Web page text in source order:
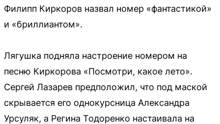
Филипп Киркоров назвал номер «фантастикой»
и «бриллиантом».
Лягушка подняла настроение номером на
песню Киркорова «Посмотри, какое лето».
Сергей Лазарев предположил, что под маской
скрывается его однокурсница Александра
Урсуляк, а Регина Тодоренко настаивала на